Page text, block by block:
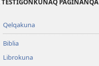
TESTIGONKUNAQ PAGINANQA
Qelqakuna
Biblia
Librokuna